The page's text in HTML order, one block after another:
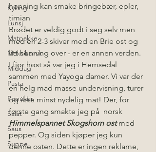
Kylling
Lunsj
Matpakke
Meksikansk
Middag
Pasta
Populær
Salat
Saus
Suppe
honning kan smake bringebær, epler,
timian
Brødet er veldig godt i seg selv men
med en 2-3 skiver med en Brie ost og
litt honning over - er en annen verden.
I fjor høst så var jeg i Hemsedal
sammen med Yayoga damer. Vi var der
en helg mad masse undervisning, turer
og ikke minst nydelig mat! Der, for
første gang smakte jeg på  norsk
Himmelspannet Skogshorn ost med
pepper. Og siden kjøper jeg kun
denne osten. Dette er ingen reklame,